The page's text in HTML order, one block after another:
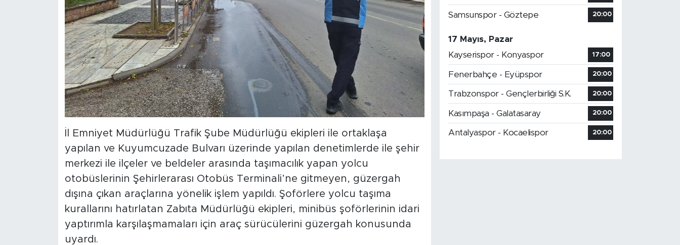
İl Emniyet Müdürlüğü Trafik Şube Müdürlüğü ekipleri ile ortaklaşa
yapılan ve Kuyumcuzade Bulvarı üzerinde yapılan denetimlerde ile şehir
merkezi ile ilçeler ve beldeler arasında taşımacılık yapan yolcu
otobüslerinin Şehirlerarası Otobüs Terminali’ne gitmeyen, güzergah
dışına çıkan araçlarına yönelik işlem yapıldı. Şoförlere yolcu taşıma
kurallarını hatırlatan Zabıta Müdürlüğü ekipleri, minibüs şoförlerinin idari
yaptırımla karşılaşmamaları için araç sürücülerini güzergah konusunda
uyardı.
Samsunspor - Göztepe 20:00
17 Mayıs, Pazar
Kayserispor - Konyaspor
17:00
Fenerbahçe - Eyüpspor 20:00
Trabzonspor - Gençlerbirliği S.K. 20:00
Kasımpaşa - Galatasaray 20:00
Antalyaspor - Kocaelispor 20:00